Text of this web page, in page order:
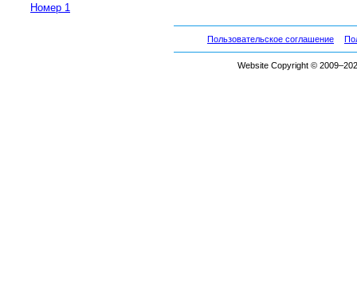
Номер 1
Пользовательское соглашение
Website Copyright ©